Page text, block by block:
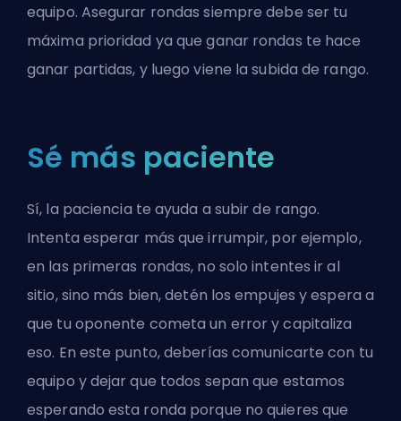
equipo. Asegurar rondas siempre debe ser tu
máxima prioridad ya que ganar rondas te hace
ganar partidas, y luego viene la subida de rango.
Sé más paciente
Sí, la paciencia te ayuda a subir de rango.
Intenta esperar más que irrumpir, por ejemplo,
en las primeras rondas, no solo intentes ir al
sitio, sino más bien, detén los empujes y espera a
que tu oponente cometa un error y capitaliza
eso. En este punto, deberías comunicarte con tu
equipo y dejar que todos sepan que estamos
esperando esta ronda porque no quieres que